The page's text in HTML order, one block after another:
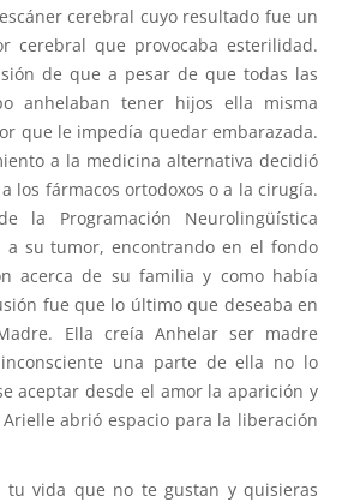
cerebral cuyo resultado fue un
cerebral que provocaba esterilidad.
de que a pesar de que todas las
anhelaban tener hijos ella misma
que le impedía quedar embarazada.
a la medicina alternativa decidió
los fármacos ortodoxos o a la cirugía.
la Programación Neurolingüística
a su tumor, encontrando en el fondo
acerca de su familia y como había
fue que lo último que deseaba en
Ella creía Anhelar ser madre
una parte de ella no lo
aceptar desde el amor la aparición y
abrió espacio para la liberación
tu vida que no te gustan y quisieras